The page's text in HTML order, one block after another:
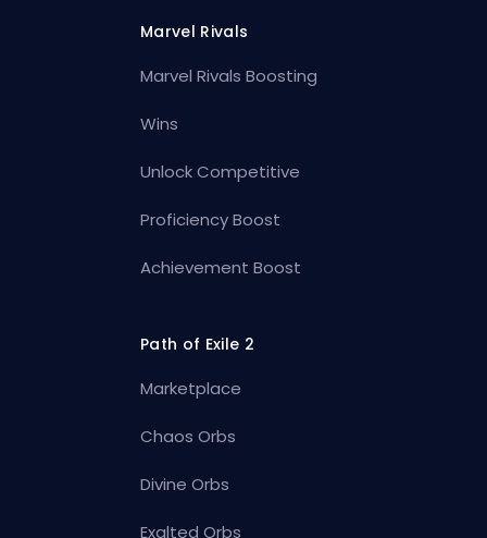
Marvel Rivals
Marvel Rivals Boosting
Wins
Unlock Competitive
Proficiency Boost
Achievement Boost
Path of Exile 2
Marketplace
Chaos Orbs
Divine Orbs
Exalted Orbs